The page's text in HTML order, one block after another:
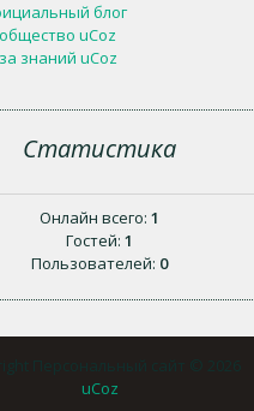
блог
uCoz
знаний uCoz
Статистика
Онлайн всего: 1
Гостей: 1
Пользователей: 0
uCoz